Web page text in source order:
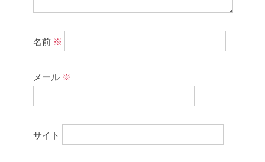
名前 ※
メール ※
サイト